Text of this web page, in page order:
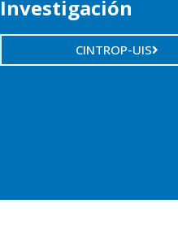
Investigación
CINTROP-UIS